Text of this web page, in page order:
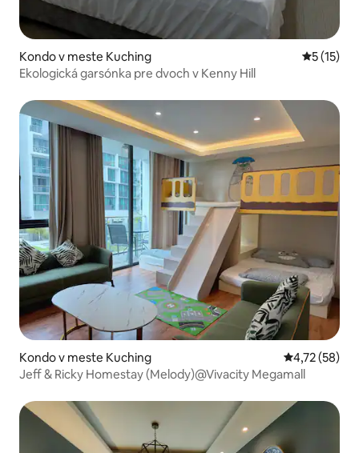
Kondo v meste Kuching
5 (15)
Ekologická garsónka pre dvoch v Kenny Hill
Kondo v meste Kuching Priemerné
4,72 (58)
Jeff & Ricky Homestay (Melody)@Vivacity Megamall